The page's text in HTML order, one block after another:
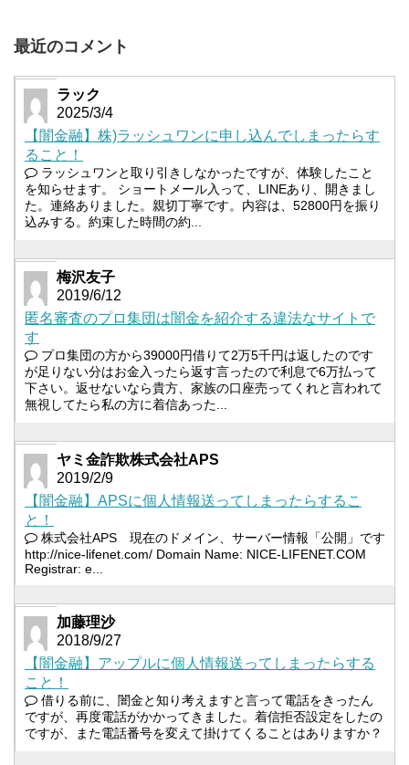
最近のコメント
ラック
2025/3/4
【闇金融】株)ラッシュワンに申し込んでしまったらす
ること！
ラッシュワンと取り引きしなかったですが、体験したこと
を知らせます。 ショートメール入って、LINEあり、開きまし
た。連絡ありました。親切丁寧です。内容は、52800円を振り
込みする。約束した時間の約...
梅沢友子
2019/6/12
匿名審査のプロ集団は闇金を紹介する違法なサイトで
す
プロ集団の方から39000円借りて2万5千円は返したのです
が足りない分はお金入ったら返す言ったので利息で6万払って
下さい。返せないなら貴方、家族の口座売ってくれと言われて
無視してたら私の方に着信あった...
ヤミ金詐欺株式会社APS
2019/2/9
【闇金融】APSに個人情報送ってしまったらするこ
と！
株式会社APS 現在のドメイン、サーバー情報「公開」です
http://nice-lifenet.com/ Domain Name: NICE-LIFENET.COM
Registrar: e...
加藤理沙
2018/9/27
【闇金融】アップルに個人情報送ってしまったらする
こと！
借りる前に、闇金と知り考えますと言って電話をきったん
ですが、再度電話がかかってきました。着信拒否設定をしたの
ですが、また電話番号を変えて掛けてくることはありますか？